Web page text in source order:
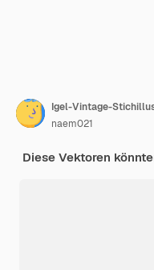
naem021
Diese Vektoren